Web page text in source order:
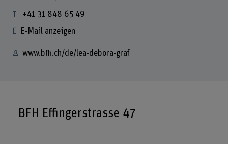
+41 31 848 65 49
E-Mail anzeigen
www.bfh.ch/de/lea-debora-graf
BFH Effingerstrasse 47